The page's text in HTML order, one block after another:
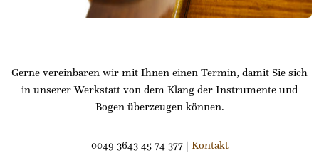
Gerne vereinbaren wir mit Ihnen einen Termin, damit Sie sich
in unserer Werkstatt von dem Klang der Instrumente und
Bogen überzeugen können.
0049 3643 45 74 377 | Kontakt